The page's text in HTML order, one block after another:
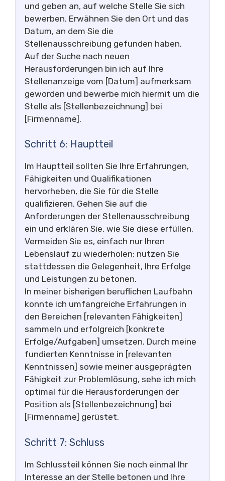
und geben an, auf welche Stelle Sie sich
bewerben. Erwähnen Sie den Ort und das
Datum, an dem Sie die
Stellenausschreibung gefunden haben.
Auf der Suche nach neuen
Herausforderungen bin ich auf Ihre
Stellenanzeige vom [Datum] aufmerksam
geworden und bewerbe mich hiermit um die
Stelle als [Stellenbezeichnung] bei
[Firmenname].
Schritt 6: Hauptteil
Im Hauptteil sollten Sie Ihre Erfahrungen,
Fähigkeiten und Qualifikationen
hervorheben, die Sie für die Stelle
qualifizieren. Gehen Sie auf die
Anforderungen der Stellenausschreibung
ein und erklären Sie, wie Sie diese erfüllen.
Vermeiden Sie es, einfach nur Ihren
Lebenslauf zu wiederholen; nutzen Sie
stattdessen die Gelegenheit, Ihre Erfolge
und Leistungen zu betonen.
In meiner bisherigen beruflichen Laufbahn
konnte ich umfangreiche Erfahrungen in
den Bereichen [relevanten Fähigkeiten]
sammeln und erfolgreich [konkrete
Erfolge/Aufgaben] umsetzen. Durch meine
fundierten Kenntnisse in [relevanten
Kenntnissen] sowie meiner ausgeprägten
Fähigkeit zur Problemlösung, sehe ich mich
optimal für die Herausforderungen der
Position als [Stellenbezeichnung] bei
[Firmenname] gerüstet.
Schritt 7: Schluss
Im Schlussteil können Sie noch einmal Ihr
Interesse an der Stelle betonen und Ihre